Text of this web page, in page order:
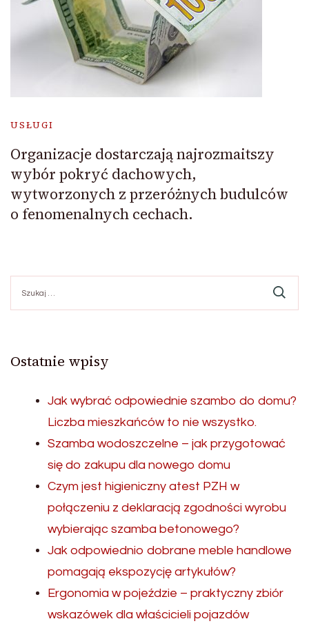
USŁUGI
Organizacje dostarczają najrozmaitszy
wybór pokryć dachowych,
wytworzonych z przeróżnych budulców
o fenomenalnych cechach.
Ostatnie wpisy
Jak wybrać odpowiednie szambo do domu?
Liczba mieszkańców to nie wszystko.
Szamba wodoszczelne – jak przygotować
się do zakupu dla nowego domu
Czym jest higieniczny atest PZH w
połączeniu z deklaracją zgodności wyrobu
wybierając szamba betonowego?
Jak odpowiednio dobrane meble handlowe
pomagają ekspozycję artykułów?
Ergonomia w pojeździe – praktyczny zbiór
wskazówek dla właścicieli pojazdów